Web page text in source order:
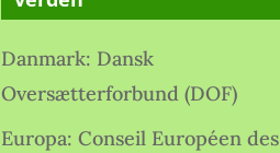
Danmark: Dansk
Oversætterforbund (DOF)
Europa: Conseil Européen des